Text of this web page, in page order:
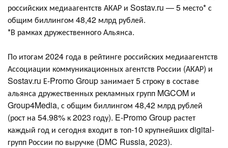
российских медиаагентств АКАР и Sostav.ru — 5 место* с
общим биллингом 48,42 млрд рублей.
*В рамках дружественного Альянса.
По итогам 2024 года в рейтинге российских медиаагентств
Ассоциации коммуникационных агентств России (АКАР) и
Sostav.ru Е-Promo Group занимает 5 строку в составе
альянса дружественных рекламных групп MGCOM и
Group4Media, с общим биллингом 48,42 млрд рублей
(рост на 54.98% к 2023 году). E-Promo Group растет
каждый год и сегодня входит в топ-10 крупнейших digital-
групп России по выручке (DMC Russia, 2023).